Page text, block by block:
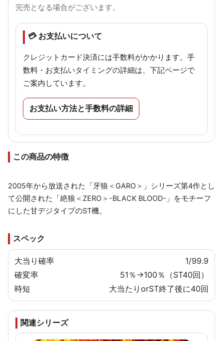
完売となる場合がございます。
💳 お支払いについて
クレジットカード決済には手数料がかかります。手
数料・お支払いタイミングの詳細は、下記ページで
ご案内しています。
お支払い方法と手数料の詳細
この商品の特徴
2005年から放送された「牙狼＜GARO＞」シリーズ第4作とし
て公開された「絶狼＜ZERO＞-BLACK BLOOD-」をモチーフ
にした甘デジタイプのST機。
スペック
大当り確率
1/99.9
確変率
51％→100％（ST40回）
時短
大当たりorST終了後に40回
関連シリーズ